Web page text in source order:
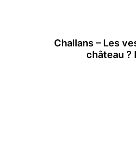
Challans – Les
château ?